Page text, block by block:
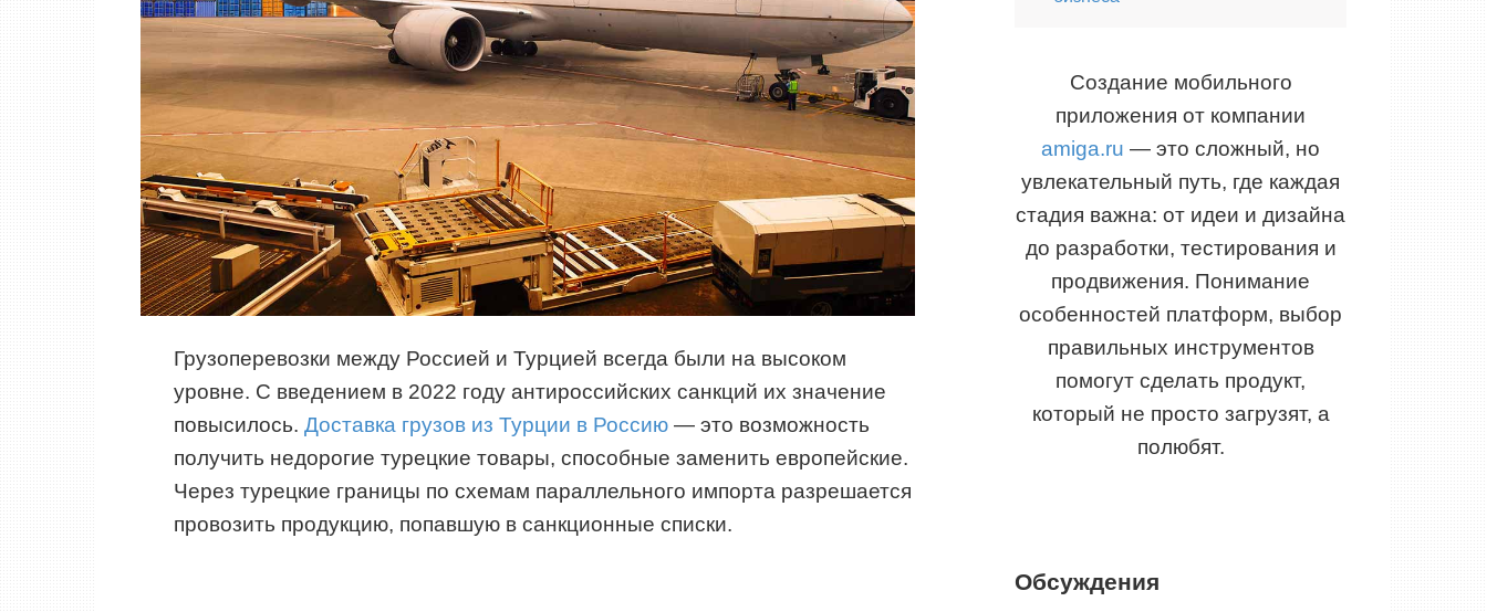
Грузоперевозки между Россией и Турцией всегда были на высоком
уровне. С введением в 2022 году антироссийских санкций их значение
повысилось. Доставка грузов из Турции в Россию — это возможность
получить недорогие турецкие товары, способные заменить европейские.
Через турецкие границы по схемам параллельного импорта разрешается
провозить продукцию, попавшую в санкционные списки.
Создание мобильного
приложения от компании
amiga.ru — это сложный, но
увлекательный путь, где каждая
стадия важна: от идеи и дизайна
до разработки, тестирования и
продвижения. Понимание
особенностей платформ, выбор
правильных инструментов
помогут сделать продукт,
который не просто загрузят, а
полюбят.
Обсуждения